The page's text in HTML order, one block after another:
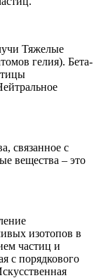
Тяжелые
гелия). Бета-
связанное с
вещества – это
изотопов в
частиц и
с порядкового